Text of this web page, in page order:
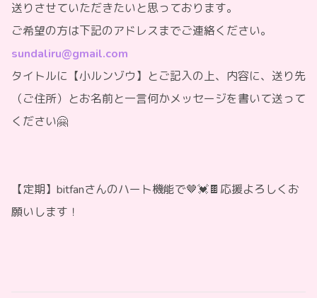
送りさせていただきたいと思っております。
ご希望の方は下記のアドレスまでご連絡ください。
sundaliru@gmail.com
タイトルに【小ルンゾウ】とご記入の上、内容に、送り先
（ご住所）とお名前と一言何かメッセージを書いて送って
ください🤗
【定期】bitfanさんのハート機能で🤎💓🍫応援よろしくお
願いします！